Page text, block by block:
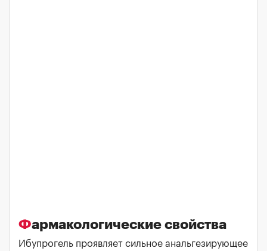
Фармакологические свойства
Ибупрогель проявляет сильное анальгезирующее